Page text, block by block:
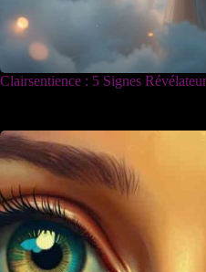
Clairsentience : 5 Signes